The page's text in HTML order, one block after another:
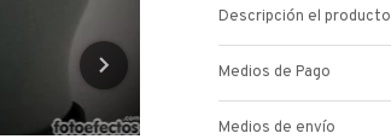
Descripción el producto
Medios de Pago
Medios de envío